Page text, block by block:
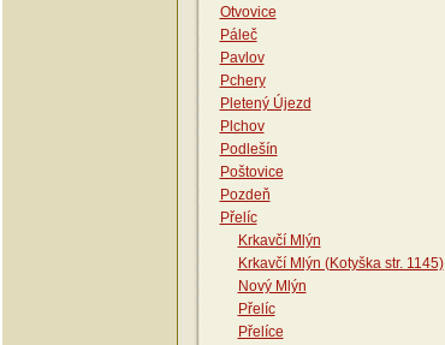
Otvovice
Páleč
Pavlov
Pchery
Pletený Újezd
Plchov
Podlešín
Poštovice
Pozdeň
Přelíc
Krkavčí Mlýn
Krkavčí Mlýn (Kotyška str. 1145)
Nový Mlýn
Přelíc
Přelíce